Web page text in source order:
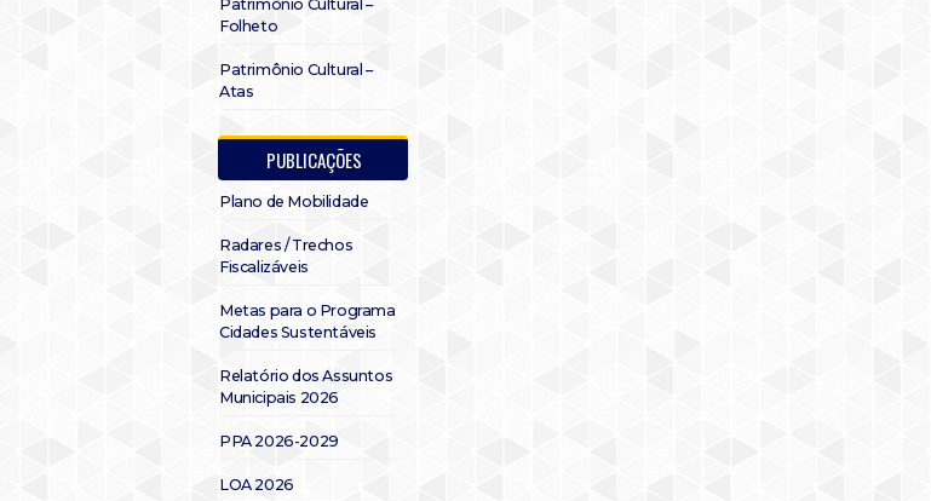
Patrimônio Cultural –
Folheto
Patrimônio Cultural –
Atas
PUBLICAÇÕES
Plano de Mobilidade
Radares / Trechos
Fiscalizáveis
Metas para o Programa
Cidades Sustentáveis
Relatório dos Assuntos
Municipais 2026
PPA 2026-2029
LOA 2026